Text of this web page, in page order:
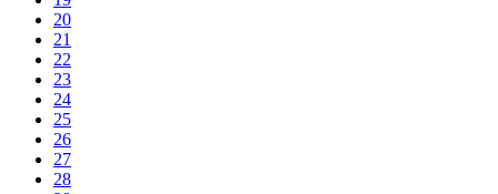
20
21
22
23
24
25
26
27
28